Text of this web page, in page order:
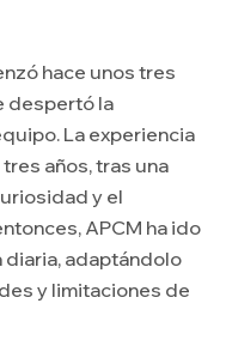
hace unos tres
despertó la
La experiencia
años, tras una
y el
APCM ha ido
diaria, adaptándolo
y limitaciones de